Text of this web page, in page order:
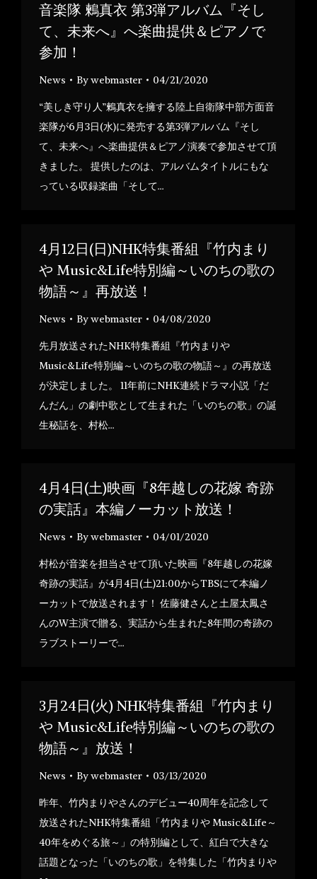
音楽隊 鶫真衣 第3弾アルバム『そし
て、未来へ』へ楽曲提供＆ピアノで
参加！
News Bywebmaster 04/21/2020
“美しき守り人”鶫真衣を擁する陸上自衛隊中部方面音
楽隊が6月3日(水)に発売する第3弾アルバム『そし
て、未来へ』へ楽曲提供＆ピアノ演奏で参加させて頂
きました。 提供したのは、アルバムタイトルにもな
っている収録楽曲「そして…
4月12日(日)NHK特集番組『竹内まり
や Music&Life特別編～いのちの歌の
物語～』再放送！
News Bywebmaster 04/08/2020
先月放送されたNHK特集番組『竹内まりや
Music&Life特別編～いのちの歌の物語～』の再放送
が決定しました。 11年前にNHK連続ドラマ小説「だ
んだん」の劇中歌として生まれた「いのちの歌」の誕
生秘話を、村松…
4月4日(土)映画『8年越しの花嫁 奇跡
の実話』本編ノーカット放送！
News Bywebmaster 04/01/2020
村松が音楽を担当させて頂いた映画『8年越しの花嫁
奇跡の実話』が4月4日(土)21:00からTBSにて本編ノ
ーカットで放送されます！ 佐藤健さんと土屋太鳳さ
んのW主演で贈る、実話から生まれた8年間の奇跡の
ラブストーリーで…
3月24日(火) NHK特集番組『竹内まり
や Music&Life特別編～いのちの歌の
物語～』放送！
News Bywebmaster 03/13/2020
昨年、竹内まりやさんのデビュー40周年を記念して
放送されたNHK特集番組「竹内まりや Music&Life～
40年をめぐる旅～」の特別編として、紅白で大きな
話題となった「いのちの歌」を特集した「竹内まりや